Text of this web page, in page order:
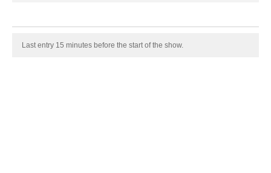
Last entry 15 minutes before the start of the show.